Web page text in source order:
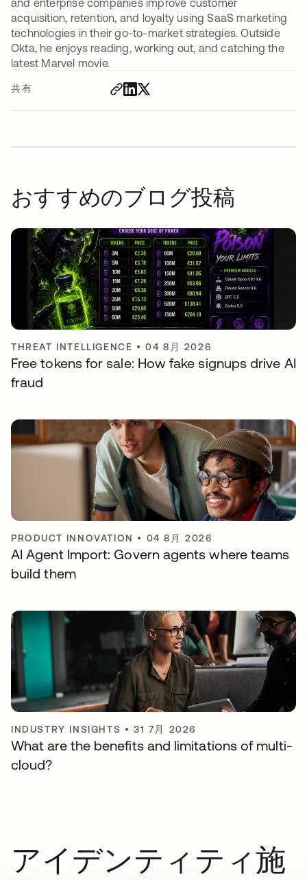
共有
and enterprise companies improve customer
acquisition, retention, and loyalty using SaaS marketing
technologies in their go-to-market strategies. Outside
Okta, he enjoys reading, working out, and catching the
latest Marvel movie.
おすすめのブログ投稿
THREAT INTELLIGENCE •04 8月 2026
Free tokens for sale: How fake signups drive AI
fraud
PRODUCT INNOVATION • 04 8月 2026
AI Agent Import: Govern agents where teams
build them
INDUSTRY INSIGHTS •31 7月 2026
What are the benefits and limitations of multi-
cloud?
アイデンティティ施